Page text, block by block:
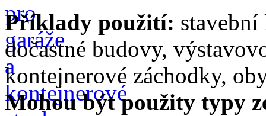
Příklady použití: stavební
dočastné budovy,
kontejnerové záchodky,
Mohou být použity typy